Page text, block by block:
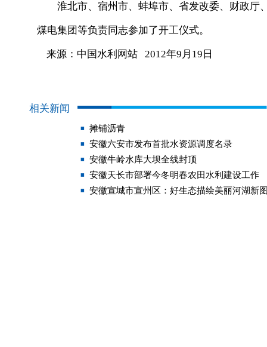
淮北市、宿州市、蚌埠市、省发改委、财政厅
煤电集团等负责同志参加了开工仪式。
来源：中国水利网站 2012年9月19日
相关新闻
摊铺沥青
安徽六安市发布首批水资源调度名录
安徽牛岭水库大坝全线封顶
安徽天长市部署今冬明春农田水利建设工作
安徽宣城市宣州区：好生态描绘美丽河湖新